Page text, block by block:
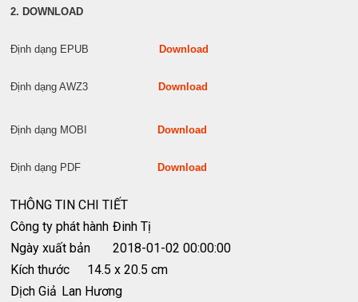
2. DOWNLOAD
Định dạng EPUB Download
Định dạng AWZ3 Download
Định dạng MOBI Download
Định dạng PDF Download
THÔNG TIN CHI TIẾT
Công ty phát hành Đinh Tị
Ngày xuất bản
2018-01-02 00:00:00
Kích thước
14.5 x 20.5 cm
Dịch Giả Lan Hương